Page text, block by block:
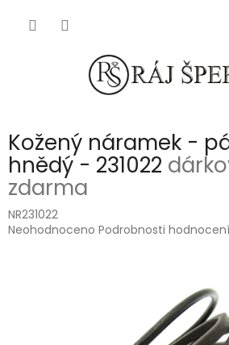
Kožený náramek -
hnědý - 231022
zdarma
NR231022
Průměrné
Neohodnoceno Podrobnosti hodnocení